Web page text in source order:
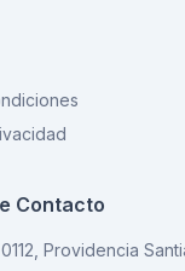
Contacto
Providencia